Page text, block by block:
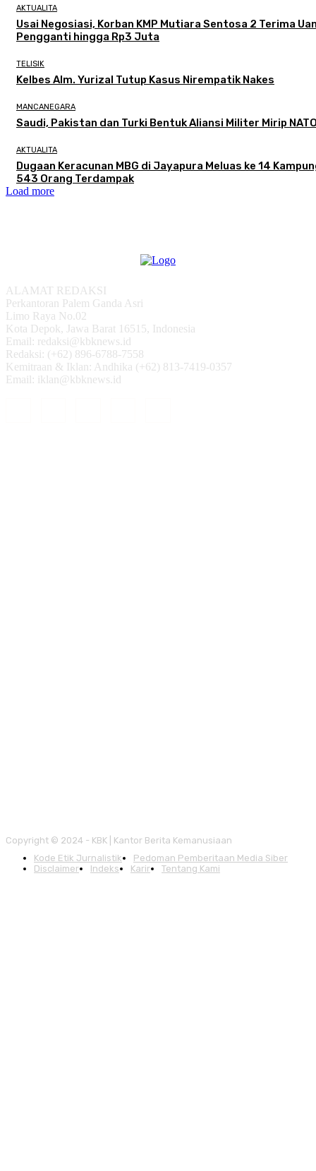
AKTUALITA
Usai Negosiasi, Korban KMP Mutiara Sentosa 2 Terima
Pengganti hingga Rp3 Juta
TELISIK
Kelbes Alm. Yurizal Tutup Kasus Nirempatik Nakes
MANCANEGARA
Saudi, Pakistan dan Turki Bentuk Aliansi Militer Mirip
AKTUALITA
Dugaan Keracunan MBG di Jayapura Meluas ke 14
543 Orang Terdampak
Load more
ALAMAT REDAKSI
Perkantoran Palem Ganda Asri
Limo Raya No.02
Kota Depok, Jawa Barat 16515, Indonesia
Email: redaksi@kbknews.id
Redaksi: (+62) 896-6788-7558
Kemitraan & Iklan: Andhika (+62) 813-7419-0357
Email: iklan@kbknews.id
Copyright © 2024 - KBK | Kantor Berita Kemanusiaan
Kode Etik Jurnalistik
Pedoman Pemberitaan Media Siber
Disclaimer
Indeks Karir Tentang Kami